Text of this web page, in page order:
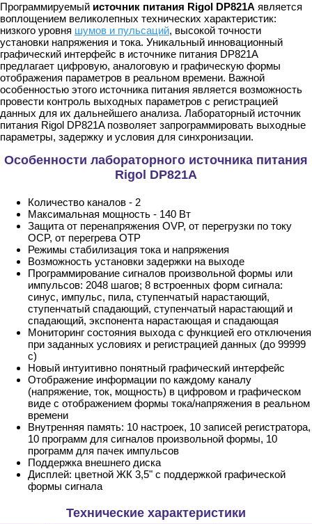
Программируемый источник питания Rigol DP821A является
воплощением великолепных технических характеристик:
низкого уровня шумов и пульсаций, высокой точности
установки напряжения и тока. Уникальный инновационный
графический интерфейс в источнике питания DP821A
предлагает цифровую, аналоговую и графическую формы
отображения параметров в реальном времени. Важной
особенностью этого источника питания является возможность
провести контроль выходных параметров с регистрацией
данных для их дальнейшего анализа. Лабораторный источник
питания Rigol DP821A позволяет запрограммировать выходные
параметры, задержку и условия для синхронизации.
Особенности лабораторного источника питания
Rigol DP821A
Количество каналов - 2
Максимальная мощность - 140 Вт
Защита от перенапряжения OVP, от перегрузки по току
OCP, от перегрева OTP
Режимы стабилизация тока и напряжения
Возможность установки задержки на выходе
Программирование сигналов произвольной формы или
импульсов: 2048 шагов; 8 встроенных форм сигнала:
синус, импульс, пила, ступенчатый нарастающий,
ступенчатый спадающий, ступенчатый нарастающий и
спадающий, экспонента нарастающая и спадающая
Мониторинг состояния выхода с функцией его отключения
при заданных условиях и регистрацией данных (до 99999
с)
Новый интуитивно понятный графический интерфейс
Отображение информации по каждому каналу
(напряжение, ток, мощность) в цифровом и графическом
виде с отображением формы тока/напряжения в реальном
времени
Внутренняя память: 10 настроек, 10 записей регистратора,
10 программ для сигналов произвольной формы, 10
программ для пачек импульсов
Поддержка внешнего диска
Дисплей: цветной ЖК 3,5" с поддержкой графической
формы сигнала
Технические характеристики